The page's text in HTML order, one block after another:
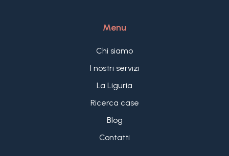
possibilità di acquistare un secondo posto auto
Una proprietà panoramica, efficiente, elegante e
indipendente, ideale per chi cerca una casa
servizi di alto livello.
Menu
Chi siamo
I nostri servizi
La Liguria
Ricerca case
Blog
Contatti